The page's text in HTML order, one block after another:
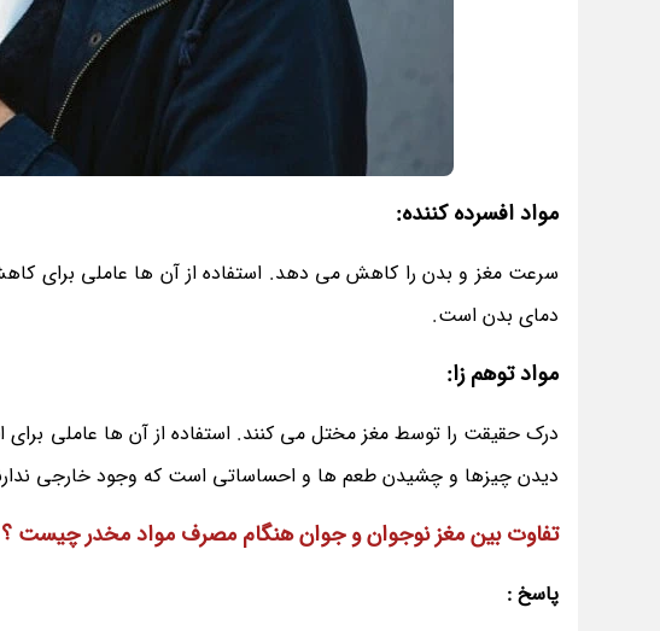
مواد افسرده کننده:
سرعت مغز و بدن را کاهش می دهد. استفاده از آن ها عاملی برای
دمای بدن است.
مواد توهم زا:
درک حقیقت را توسط مغز مختل می کنند. استفاده از آن ها عاملی
دیدن چیزها و چشیدن طعم ها و احساساتی است که وجود خارجی
تفاوت بین مغز نوجوان و جوان هنگام مصرف مواد مخدر چیست ؟
پاسخ :